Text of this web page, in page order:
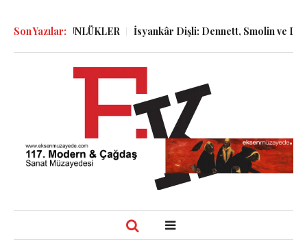
Son Yazılar:
ve GÜNLÜKLER İsyankâr Dişli: Dennett, Smolin ve